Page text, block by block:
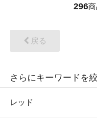
296商
戻る
さらにキーワードを
レッド